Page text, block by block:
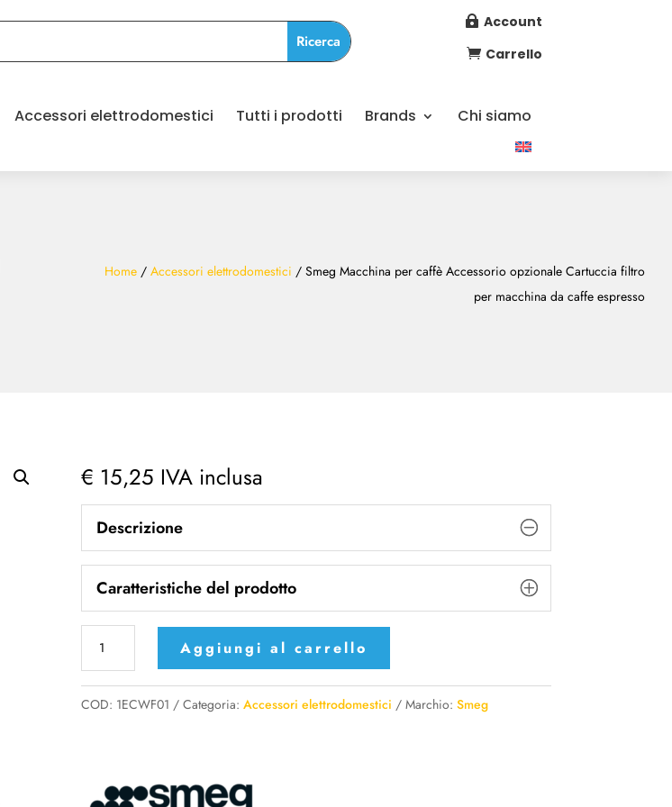
 Account
 Carrello
Accessori elettrodomestici Tutti i prodotti Brands
Chi siamo
Home/ Accessori elettrodomestici / Smeg Macchina per caffè Accessorio opzionale Cartuccia filtro
per macchina da caffe espresso
€ 15,25 IVA inclusa
Descrizione
Caratteristiche del prodotto
per
caffè
Cartuccia
Aggiungi al carrello
COD: 1ECWF01 Categoria:Accessori elettrodomestici Marchio:Smeg